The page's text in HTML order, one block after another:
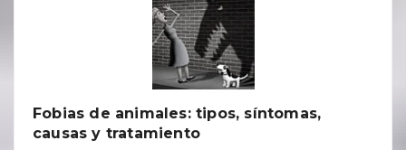
Fobias de animales: tipos, síntomas,
causas y tratamiento